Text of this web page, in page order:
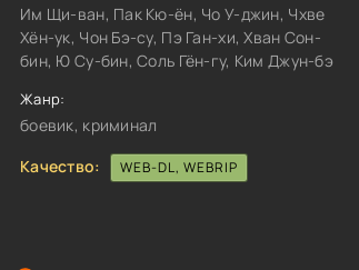
Им Щи-ван, Пак Кю-ён, Чо У-джин, Чхве
Хён-ук, Чон Бэ-су, Пэ Ган-хи, Хван Сон-
бин, Ю Су-бин, Соль Гён-гу, Ким Джун-бэ
Жанр:
боевик, криминал
Качество:
WEB-DL, WEBRIP